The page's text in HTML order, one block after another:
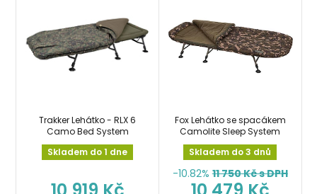
Trakker Lehátko - RLX 6
Camo Bed System
Skladem do 1 dne
Fox Lehátko se spacákem
Camolite Sleep System
Skladem do 3 dnů
-10.82% 11 750Kč s DPH